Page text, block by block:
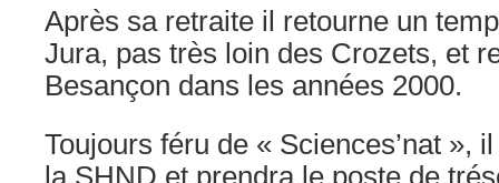
Après sa retraite il retourne un
Jura, pas très loin des Crozets, et
Besançon dans les années 2000.
Toujours féru de « Sciences’nat »,
la SHND et prendra le poste de